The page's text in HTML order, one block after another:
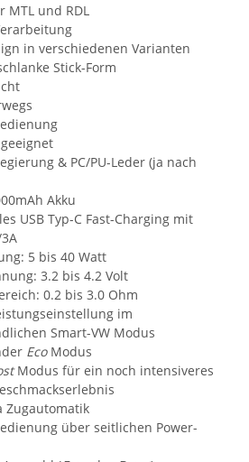
MTL und RDL
in verschiedenen Varianten
Stick-Form
& PC/PU-Leder (ja nach
Akku
USB Typ-C Fast-Charging mit
5 bis 40 Watt
3.2 bis 4.2 Volt
0.2 bis 3.0 Ohm
im
Smart-VW Modus
EcoModus
Modus für ein noch intensiveres
Zugautomatik
über seitlichen Power-